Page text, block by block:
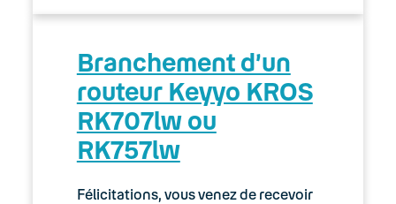
Branchement d’un
routeur Keyyo KROS
RK707lw ou
RK757lw
Félicitations, vous venez de recevoir